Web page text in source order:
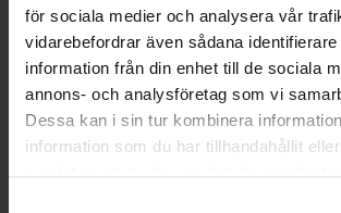
för sociala medier och analysera vår
vidarebefordrar även sådana
information från din enhet till de sociala
annons- och analysföretag som vi
Dessa kan i sin tur kombinera
information som du har tillhandahållit
samlat in när du har använt deras
Beskrivning
Läs alltid bipacksedeln innan
användning.
EAN:07346260027245